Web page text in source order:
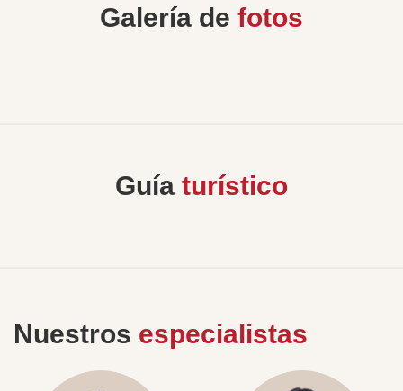
Galería de fotos
Guía turístico
Nuestros especialistas